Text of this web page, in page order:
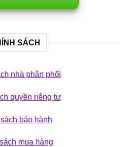
SÁCH
nhà phân phối
quyền riêng tư
bảo hành
mua hàng